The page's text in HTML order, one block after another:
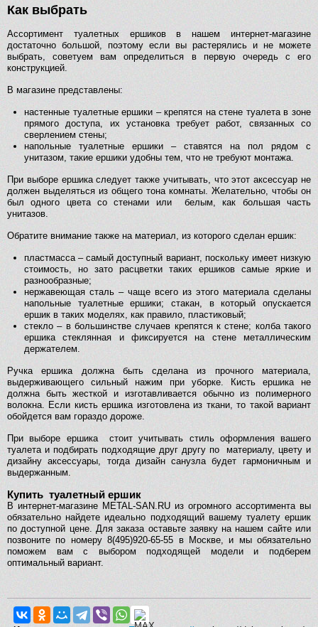
Как выбрать
Ассортимент туалетных ершиков в нашем интернет-магазине
достаточно большой, поэтому если вы растерялись и не можете
выбрать, советуем вам определиться в первую очередь с его
конструкцией.
В магазине представлены:
настенные туалетные ершики – крепятся на стене туалета в зоне
прямого доступа, их установка требует работ, связанных со
сверлением стены;
напольные туалетные ершики – ставятся на пол рядом с
унитазом, такие ершики удобны тем, что не требуют монтажа.
При выборе ершика следует также учитывать, что этот аксессуар не
должен выделяться из общего тона комнаты. Желательно, чтобы он
был одного цвета со стенами или белым, как большая часть
унитазов.
Обратите внимание также на материал, из которого сделан ершик:
пластмасса – самый доступный вариант, поскольку имеет низкую
стоимость, но зато расцветки таких ершиков самые яркие и
разнообразные;
нержавеющая сталь – чаще всего из этого материала сделаны
напольные туалетные ершики; стакан, в который опускается
ершик в таких моделях, как правило, пластиковый;
стекло – в большинстве случаев крепятся к стене; колба такого
ершика стеклянная и фиксируется на стене металлическим
держателем.
Ручка ершика должна быть сделана из прочного материала,
выдерживающего сильный нажим при уборке. Кисть ершика не
должна быть жесткой и изготавливается обычно из полимерного
волокна. Если кисть ершика изготовлена из ткани, то такой вариант
обойдется вам гораздо дороже.
При выборе ершика стоит учитывать стиль оформления вашего
туалета и подбирать подходящие друг другу по материалу, цвету и
дизайну аксессуары, тогда дизайн санузла будет гармоничным и
выдержанным.
Купить туалетный ершик
В интернет-магазине METAL-SAN.RU из огромного ассортимента вы
обязательно найдете идеально подходящий вашему туалету ершик
по доступной цене. Для заказа оставьте заявку на нашем сайте или
позвоните по номеру 8(495)920-65-55 в Москве, и мы обязательно
поможем вам с выбором подходящей модели и подберем
оптимальный вариант.